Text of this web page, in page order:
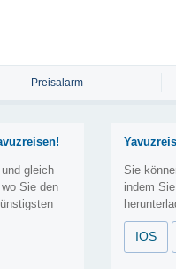
Preisalarm
gleich
Sie den
Sie
indem
IOS